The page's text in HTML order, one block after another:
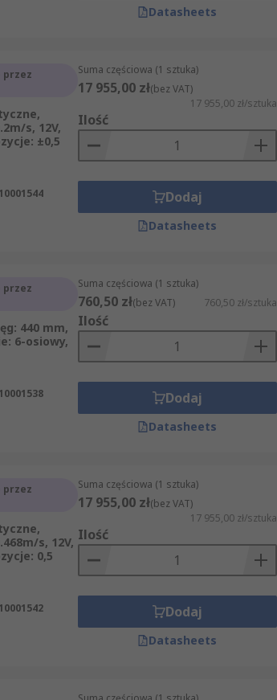
Datasheets
przez
s, 12V,
±0,5
10001544
Suma częściowa (1 sztuka)
17 955,00 zł(bez VAT)
17 955,00 zł/sztuka
Ilość
Dodaj
Datasheets
przez
440 mm,
6-osiowy,
10001538
Suma częściowa (1 sztuka)
760,50 zł(bez VAT) 760,50 zł/sztuka
Ilość
Dodaj
Datasheets
przez
s, 12V,
0,5
10001542
Suma częściowa (1 sztuka)
17 955,00 zł(bez VAT)
17 955,00 zł/sztuka
Ilość
Dodaj
Datasheets